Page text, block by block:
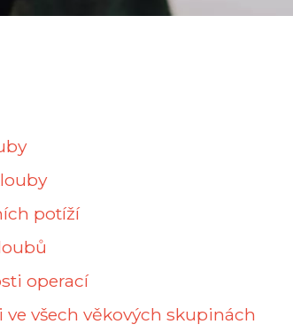
potíží
operací
všech věkových skupinách